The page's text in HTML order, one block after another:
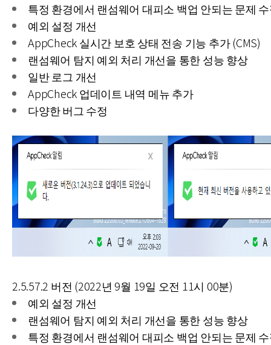
특정 환경에서 랜섬웨어 대피소 백업 안되는 문제
예외 설정 개선
AppCheck 실시간 보호 상태 전송 기능 추가 (CMS)
랜섬웨어 탐지 예외 처리 개선을 통한 성능 향상
일반 로그 개선
AppCheck 업데이트 내역 메뉴 추가
다양한 버그 수정
2.5.57.2 버전 (2022년 9월 19일 오전 11시 00분)
예외 설정 개선
랜섬웨어 탐지 예외 처리 개선을 통한 성능 향상
특정 환경에서 랜섬웨어 대피소 백업 안되는 문제